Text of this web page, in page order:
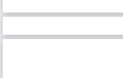
به اعضاء . پیامبر اکرم (ص)